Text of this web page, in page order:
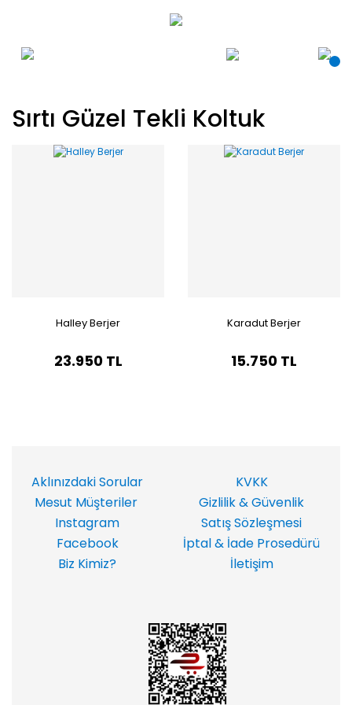
Sırtı Güzel Tekli Koltuk
Halley Berjer
23.950 TL
Karadut Berjer
15.750 TL
Aklınızdaki Sorular
KVKK
Mesut Müşteriler
Gizlilik & Güvenlik
Instagram
Satış Sözleşmesi
Facebook
İptal & İade Prosedürü
Biz Kimiz?
İletişim